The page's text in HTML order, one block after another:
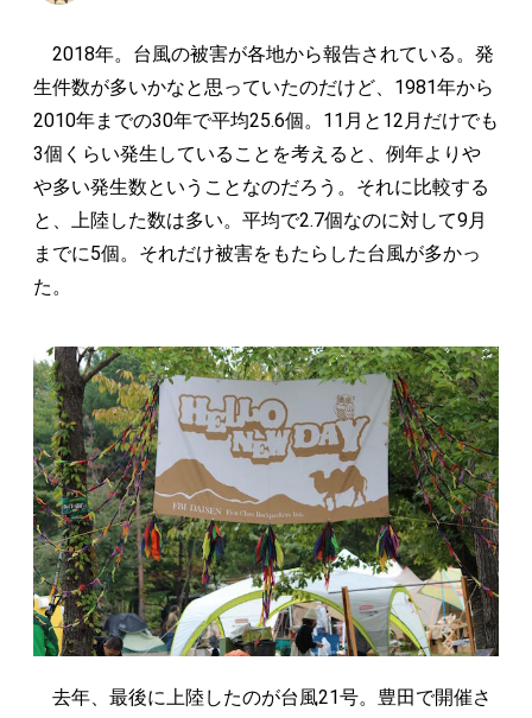
2018年。台風の被害が各地から報告されている。発
生件数が多いかなと思っていたのだけど、1981年から
2010年までの30年で平均25.6個。11月と12月だけでも
3個くらい発生していることを考えると、例年よりや
や多い発生数ということなのだろう。それに比較する
と、上陸した数は多い。平均で2.7個なのに対して9月
までに5個。それだけ被害をもたらした台風が多かっ
た。
去年、最後に上陸したのが台風21号。豊田で開催さ